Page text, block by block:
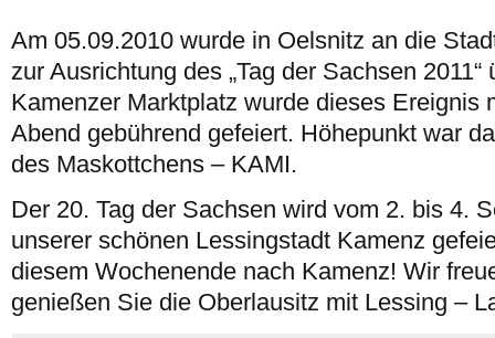
Am 05.09.2010 wurde in Oelsnitz an die
zur Ausrichtung des „Tag der Sachsen
Kamenzer Marktplatz wurde dieses Ereignis
Abend gebührend gefeiert. Höhepunkt war
des Maskottchens – KAMI.
Der 20. Tag der Sachsen wird vom 2. bis 4.
unserer schönen Lessingstadt Kamenz
diesem Wochenende nach Kamenz! Wir
genießen Sie die Oberlausitz mit Lessing –